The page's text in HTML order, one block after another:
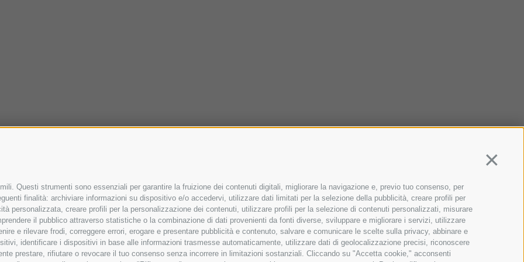
Questi strumenti sono essenziali per garantire la fruizione dei contenuti digitali, migliorare la navigazione e, previo tuo consenso, per
finalità: archiviare informazioni su dispositivo e/o accedervi, utilizzare dati limitati per la selezione della pubblicità, creare profili per
personalizzata, creare profili per la personalizzazione dei contenuti, utilizzare profili per la selezione di contenuti personalizzati, misurare
il pubblico attraverso statistiche o la combinazione di dati provenienti da fonti diverse, sviluppare e migliorare i servizi, utilizzare
e rilevare frodi, correggere errori, erogare e presentare pubblicità e contenuto, salvare e comunicare le scelte sulla privacy, abbinare e
identificare i dispositivi in base alle informazioni trasmesse automaticamente, utilizzare dati di geolocalizzazione precisi, riconoscere
prestare, rifiutare o revocare il tuo consenso senza incorrere in limitazioni sostanziali. Cliccando su "Accetta cookie," acconsenti